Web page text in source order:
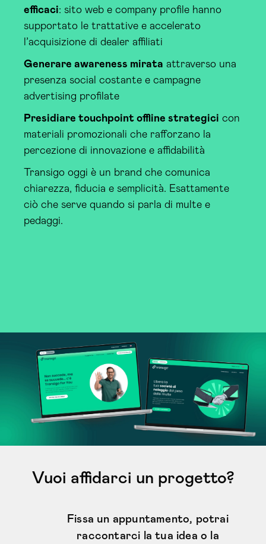
efficaci: sito web e company profile hanno
supportato le trattative e accelerato
l’acquisizione di dealer affiliati
Generare awareness mirata attraverso una
presenza social costante e campagne
advertising profilate
Presidiare touchpoint offline strategici con
materiali promozionali che rafforzano la
percezione di innovazione e affidabilità
Transigo oggi è un brand che comunica
chiarezza, fiducia e semplicità. Esattamente
ciò che serve quando si parla di multe e
pedaggi.
Vuoi affidarci un progetto?
Fissa un appuntamento, potrai
raccontarci la tua idea o la